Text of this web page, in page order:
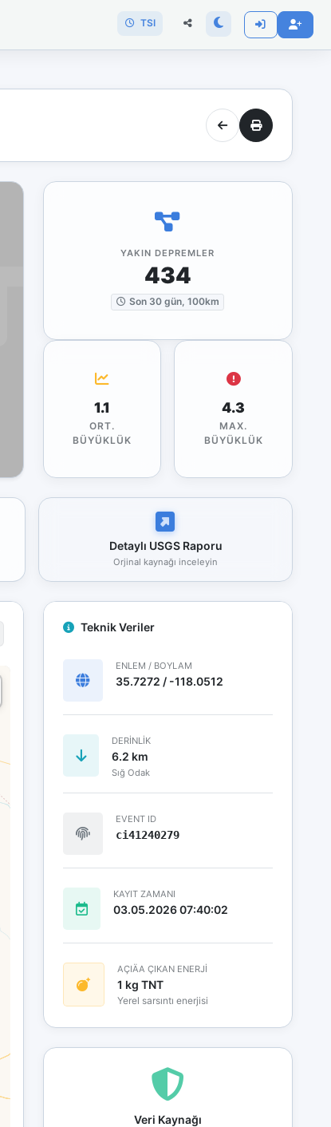
TSI
YAKIN DEPREMLER
434
Son 30 gün, 100km
1.1
ORT.
BÜYÜKLÜK
4.3
MAX.
BÜYÜKLÜK
Detaylı USGS Raporu
Orjinal kaynağı inceleyin
Teknik Veriler
ENLEM / BOYLAM
35.7272 / -118.0512
DERINLIK
6.2 km
Sığ Odak
EVENT ID
ci41240279
KAYIT ZAMANI
03.05.2026 07:40:02
AÇIÄA ÇIKAN ENERJİ
1 kg TNT
Yerel sarsıntı enerjisi
Veri Kaynağı